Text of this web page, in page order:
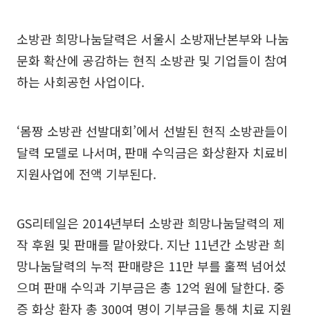
소방관 희망나눔달력은 서울시 소방재난본부와 나눔
문화 확산에 공감하는 현직 소방관 및 기업들이 참여
하는 사회공헌 사업이다.
‘몸짱 소방관 선발대회’에서 선발된 현직 소방관들이
달력 모델로 나서며, 판매 수익금은 화상환자 치료비
지원사업에 전액 기부된다.
GS리테일은 2014년부터 소방관 희망나눔달력의 제
작 후원 및 판매를 맡아왔다. 지난 11년간 소방관 희
망나눔달력의 누적 판매량은 11만 부를 훌쩍 넘어섰
으며 판매 수익과 기부금은 총 12억 원에 달한다. 중
증 화상 환자 총 300여 명이 기부금을 통해 치료 지원